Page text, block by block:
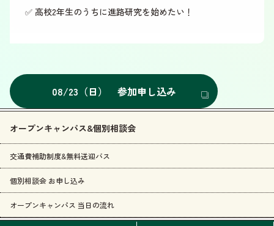
✅ 高校2年生のうちに進路研究を始めたい！
08/23（日） 参加申し込み
オープンキャンパス&個別相談会
交通費補助制度&無料送迎バス
個別相談会 お申し込み
オープンキャンパス 当日の流れ